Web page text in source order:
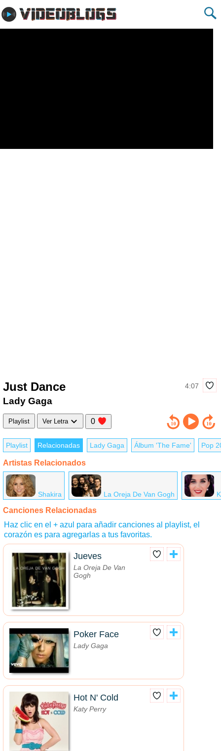
Just Dance 4:07
Lady Gaga
Playlist Ver Letra 0
Playlist Relacionadas Lady Gaga Álbum 'The Fame' Pop
Artistas Relacionados
Shakira La Oreja De Van Gogh
Canciones Relacionadas
Haz clic en el + azul para añadir canciones al playlist, el
corazón es para agregarlas a tus favoritas.
Jueves
La Oreja De Van
Gogh
Poker Face
Lady Gaga
Hot N' Cold
Katy Perry